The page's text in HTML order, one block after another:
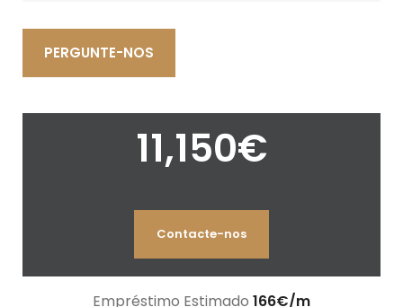
PERGUNTE-NOS
11,150€
Contacte-nos
Empréstimo Estimado 166€/m